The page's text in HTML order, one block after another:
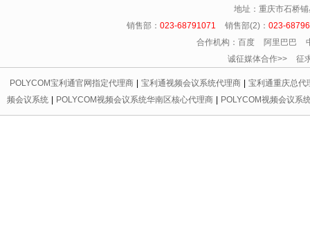
地址：重庆市石桥
销售部： 023-68791071 销售部(2)： 023-
合作机构：百度 阿里巴巴
诚征媒体合作>> 征
POLYCOM宝利通官网指定代理商 宝利通视频会议系统代理商
宝利通重庆总代
频会议系统
POLYCOM视频会议系统华南区核心代理商
POLYCOM视频会议系
代理商 | 宝利通会议电话区域总代理 | 重庆宝利通 | 重庆led显示屏 | 重庆宝利通 |